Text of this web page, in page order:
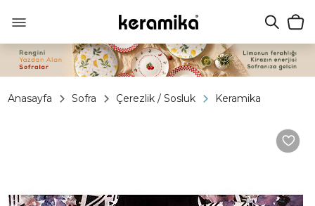
Anasayfa Sofra Çerezlik / Sosluk Keramika